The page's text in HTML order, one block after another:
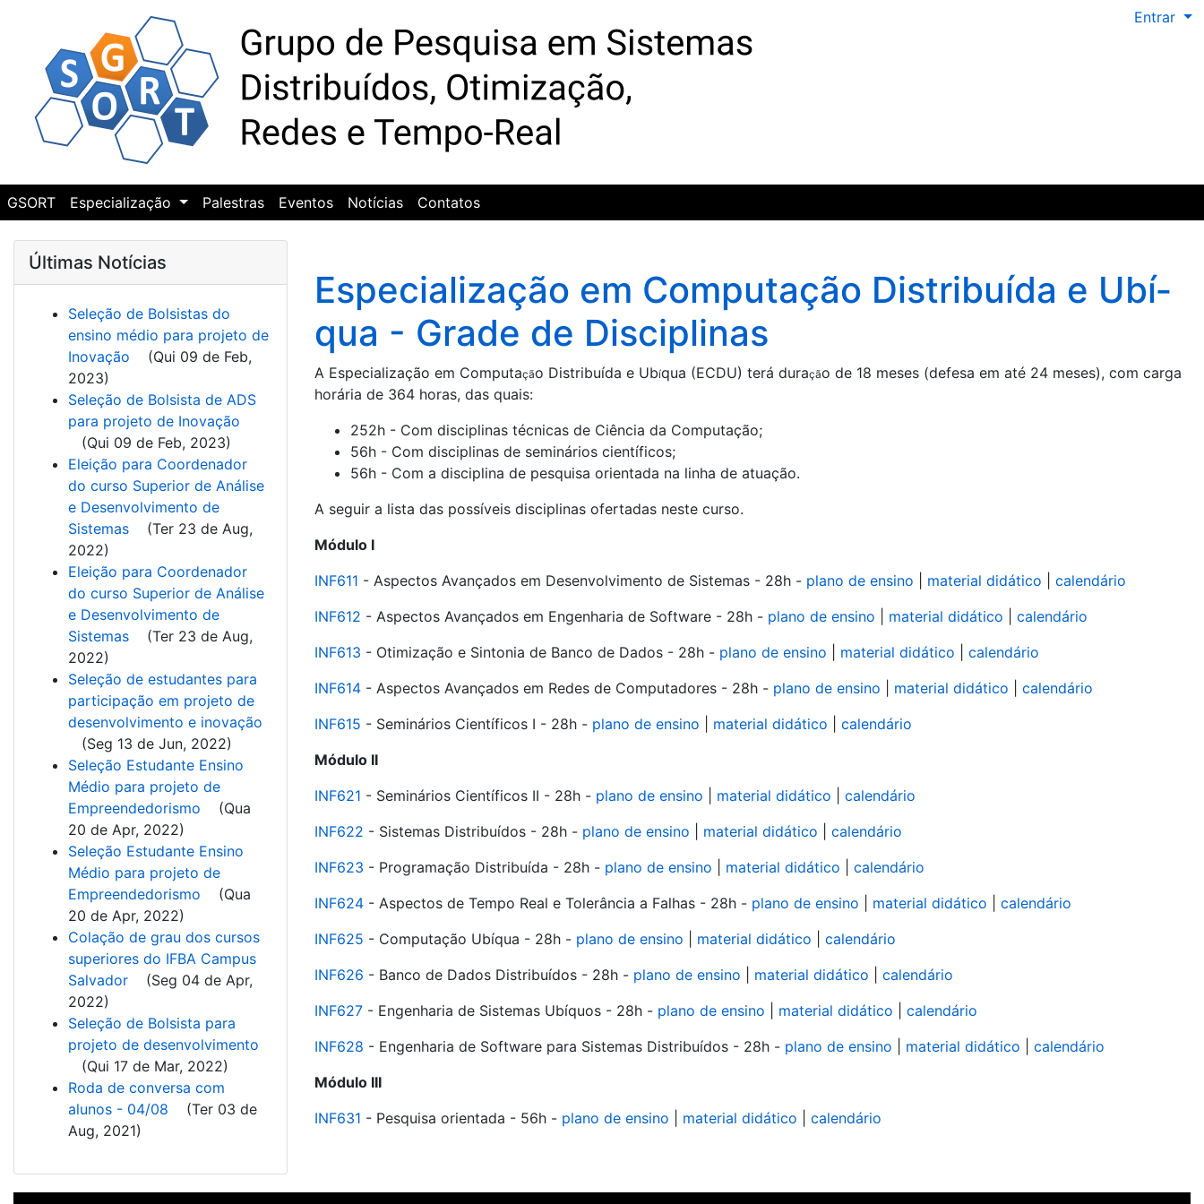
Entrar
GSORT Especialização Palestras Eventos Notícias Contatos
Especialização em Computação Distribuí­da e Ubí­
qua - Grade de Disciplinas
A Especialização em Computação Distribuí­da e Ubí­qua (ECDU) terá duração de 18 meses (defesa em até 24 meses), com carga
horária de 364 horas, das quais:
252h - Com disciplinas técnicas de Ciência da Computação;
56h - Com disciplinas de seminários científicos;
56h - Com a disciplina de pesquisa orientada na linha de atuação.
A seguir a lista das possí­veis disciplinas ofertadas neste curso.
Módulo I
INF611 - Aspectos Avançados em Desenvolvimento de Sistemas - 28h - plano de ensino material didático
calendário
INF612 - Aspectos Avançados em Engenharia de Software - 28h - plano de ensino material didático
calendário
INF613 - Otimização e Sintonia de Banco de Dados - 28h - plano de ensino material didático
calendário
INF614 - Aspectos Avançados em Redes de Computadores - 28h - plano de ensino material didático
calendário
INF615 - Seminários Cientí­ficos I - 28h - plano de ensino material didático
calendário
Módulo II
INF621 - Seminários Cientí­ficos II - 28h - plano de ensino material didático
calendário
INF622 - Sistemas Distribuí­dos - 28h - plano de ensino material didático
calendário
INF623 - Programação Distribuída - 28h - plano de ensino material didático
calendário
INF624 - Aspectos de Tempo Real e Tolerância a Falhas - 28h - plano de ensino material didático
calendário
INF625 - Computação Ubí­qua - 28h - plano de ensino material didático
calendário
INF626 - Banco de Dados Distribuí­dos - 28h - plano de ensino material didático
calendário
INF627 - Engenharia de Sistemas Ubí­quos - 28h - plano de ensino material didático
calendário
INF628 - Engenharia de Software para Sistemas Distribuí­dos - 28h - plano de ensino material didático
calendário
Módulo III
INF631 - Pesquisa orientada - 56h - plano de ensino material didático calendário
Últimas Notícias
Seleção de Bolsistas do
ensino médio para projeto de
Inovação (Qui 09 de Feb,
2023)
Seleção de Bolsista de ADS
para projeto de Inovação
(Qui 09 de Feb, 2023)
Eleição para Coordenador
do curso Superior de Análise
e Desenvolvimento de
Sistemas (Ter 23 de Aug,
2022)
Eleição para Coordenador
do curso Superior de Análise
e Desenvolvimento de
Sistemas (Ter 23 de Aug,
2022)
Seleção de estudantes para
participação em projeto de
desenvolvimento e inovação
(Seg 13 de Jun, 2022)
Seleção Estudante Ensino
Médio para projeto de
Empreendedorismo (Qua
20 de Apr, 2022)
Seleção Estudante Ensino
Médio para projeto de
Empreendedorismo (Qua
20 de Apr, 2022)
Colação de grau dos cursos
superiores do IFBA Campus
Salvador (Seg 04 de Apr,
2022)
Seleção de Bolsista para
projeto de desenvolvimento
(Qui 17 de Mar, 2022)
Roda de conversa com
alunos - 04/08 (Ter 03 de
Aug, 2021)